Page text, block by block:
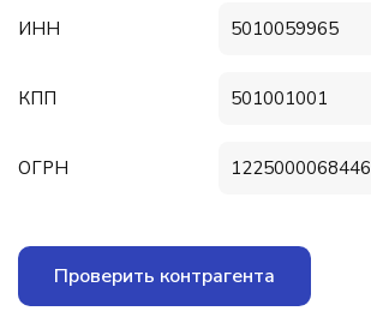
ИНН 5010059965
КПП 501001001
ОГРН 1225000068446
Проверить контрагента